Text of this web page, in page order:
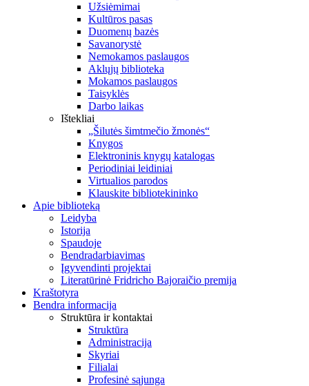
Užsiėmimai
Kultūros pasas
Duomenų bazės
Savanorystė
Nemokamos paslaugos
Aklųjų biblioteka
Mokamos paslaugos
Taisyklės
Darbo laikas
Ištekliai
„Šilutės šimtmečio žmonės“
Knygos
Elektroninis knygų katalogas
Periodiniai leidiniai
Virtualios parodos
Klauskite bibliotekininko
Apie biblioteką
Leidyba
Istorija
Spaudoje
Bendradarbiavimas
Įgyvendinti projektai
Literatūrinė Fridricho Bajoraičio premija
Kraštotyra
Bendra informacija
Struktūra ir kontaktai
Struktūra
Administracija
Skyriai
Filialai
Profesinė sąjunga